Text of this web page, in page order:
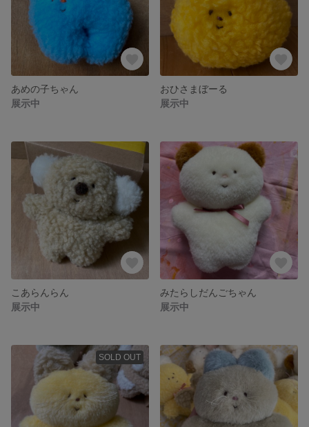
あめの子ちゃん
展示中
おひさまぼーる
展示中
こあらんらん
展示中
みたらしだんごちゃん
展示中
SOLD OUT